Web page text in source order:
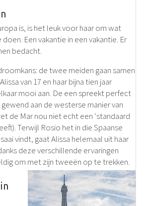
is, is het leuk voor haar om wat
Een vakantie in een vakantie. Er
bedacht.
de twee meiden gaan samen
van 17 en haar bijna tien jaar
mooi aan. De een spreekt perfect
aan de westerse manier van
de Mar nou niet echt een ‘standaard
Terwijl Rosio het in die Spaanse
vindt, gaat Alissa helemaal uit haar
deze verschillende ervaringen
om met zijn tweeën op te trekken.